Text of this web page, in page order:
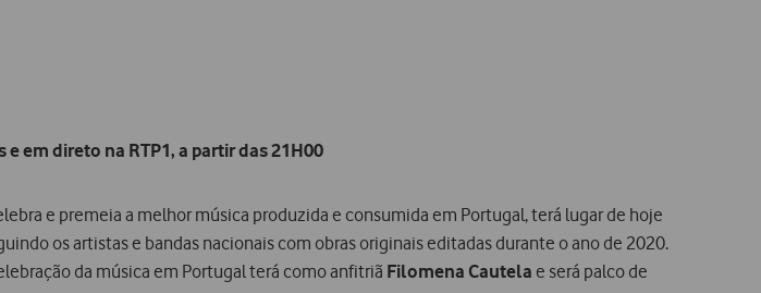
em direto na RTP1, a partir das 21H00
e premeia a melhor música produzida e consumida em Portugal, terá lugar de hoje
os artistas e bandas nacionais com obras originais editadas durante o ano de 2020.
da música em Portugal terá como anfitriã Filomena Cautela e será palco de